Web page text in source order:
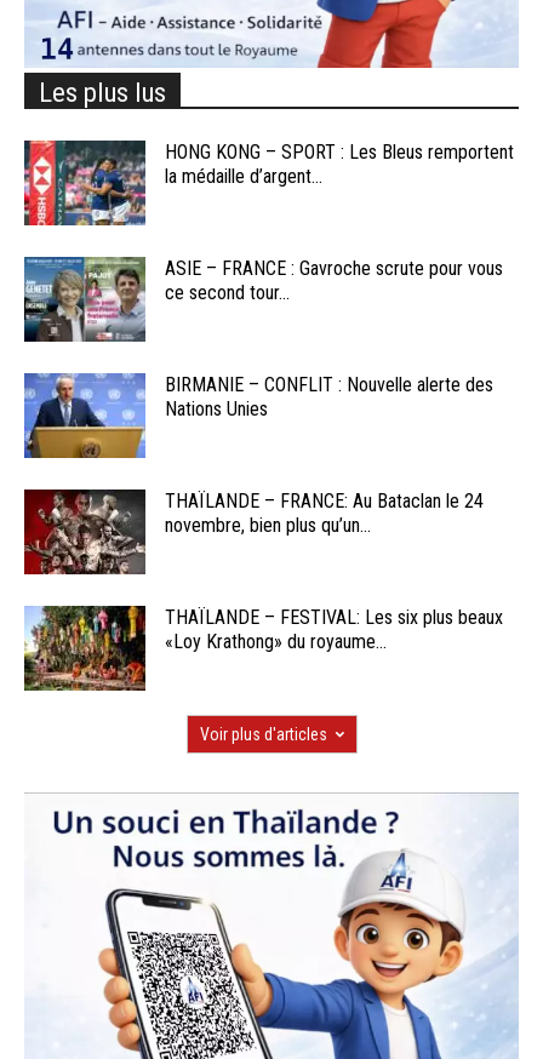
Les plus lus
HONG KONG – SPORT : Les Bleus remportent
la médaille d’argent...
ASIE – FRANCE : Gavroche scrute pour vous
ce second tour...
BIRMANIE – CONFLIT : Nouvelle alerte des
Nations Unies
THAÏLANDE – FRANCE: Au Bataclan le 24
novembre, bien plus qu’un...
THAÏLANDE – FESTIVAL: Les six plus beaux
«Loy Krathong» du royaume...
Voir plus d'articles